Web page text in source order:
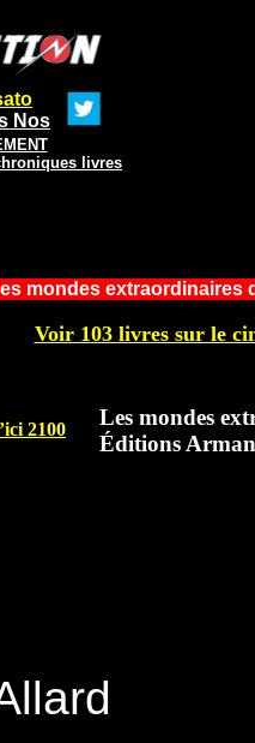
Nos
livres
mondes extraordinaires
Voir 103 livres sur le
2100
Les mondes
Éditions